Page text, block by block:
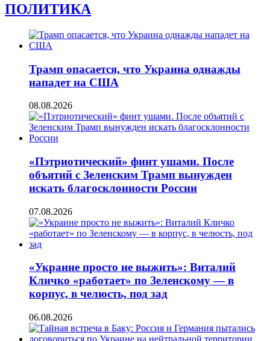
ПОЛИТИКА
Трамп опасается, что Украина однажды
нападет на США
08.08.2026
«Пэтриотический» финт ушами. После
объятий с Зеленским Трамп вынужден
искать благосклонности России
07.08.2026
«Украине просто не выжить»: Виталий
Кличко «работает» по Зеленскому — в
корпус, в челюсть, под зад
06.08.2026